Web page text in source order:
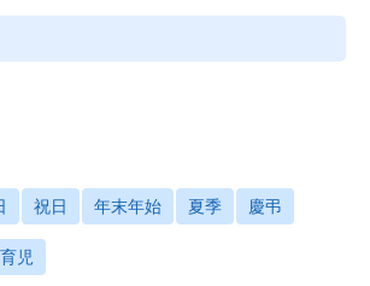
祝日 年末年始 夏季 慶弔
育児